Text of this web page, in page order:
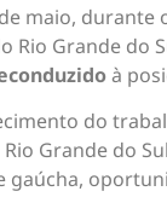
maio, durante
Rio Grande do
à
do
Grande do
gaúcha,